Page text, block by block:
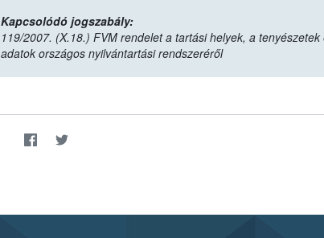
Kapcsolódó jogszabály:
119/2007. (X.18.) FVM rendelet a tartási helyek, a
adatok országos nyilvántartási rendszeréről